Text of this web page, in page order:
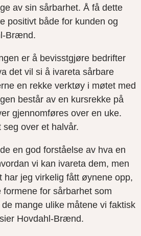
av sin sårbarhet. Å få dette
positivt både for kunden og
Brænd.
er å bevisstgjøre bedrifter
det vil si å ivareta sårbare
en rekke verktøy i møtet med
består av en kursrekke på
gjennomføres over en uke.
seg over et halvår.
en god forståelse av hva en
vi kan ivareta dem, men
har jeg virkelig fått øynene opp,
formene for sårbarhet som
mange ulike måtene vi faktisk
Hovdahl-Brænd.